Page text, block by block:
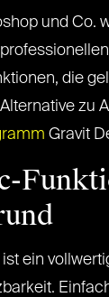
und
die
zu
Gravit
ein